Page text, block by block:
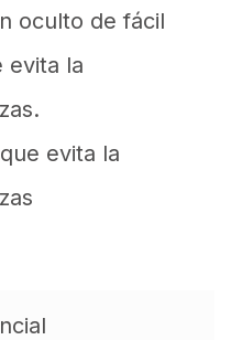
oculto de fácil
evita la
evita la